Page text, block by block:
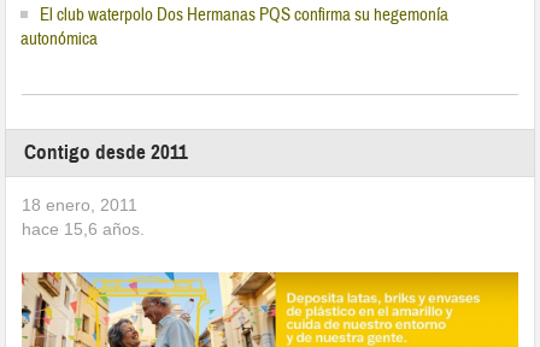
El club waterpolo Dos Hermanas PQS confirma su hegemonía
autonómica
Contigo desde 2011
18 enero, 2011
hace 15,6 años.